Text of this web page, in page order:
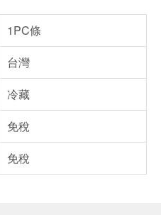
1PC條
台灣
冷藏
免稅
免稅